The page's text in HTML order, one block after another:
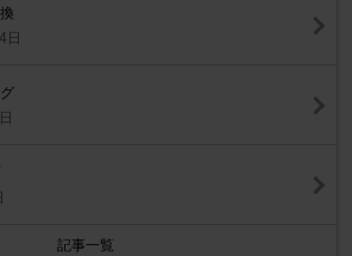
日
記事一覧